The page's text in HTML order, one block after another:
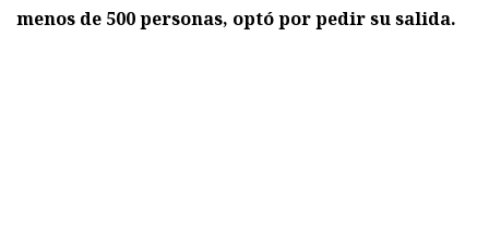
menos de 500 personas, optó por pedir su salida.